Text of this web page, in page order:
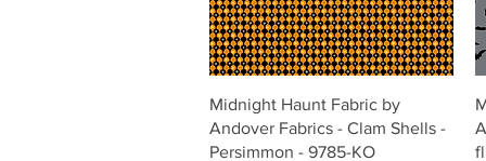
Vista rápida
Midnight Haunt Fabric by
Andover Fabrics - Clam Shells -
Persimmon - 9785-KO